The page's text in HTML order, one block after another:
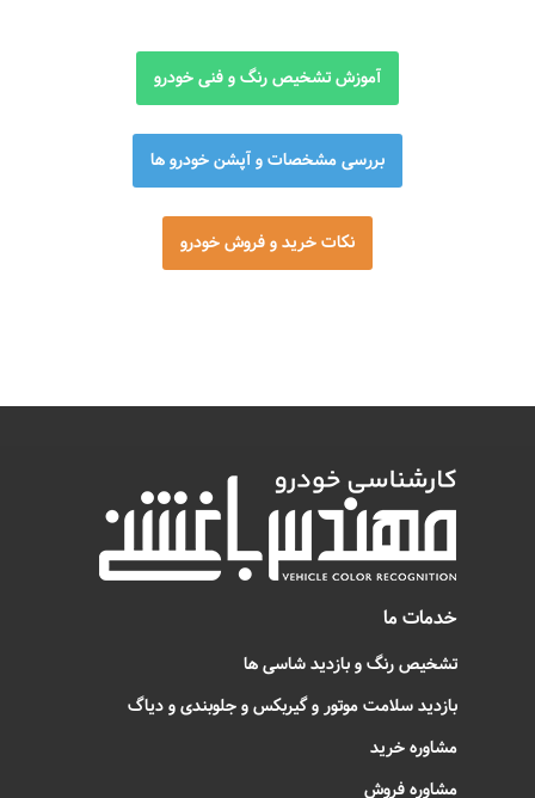
آموزش تشخیص رنگ و فنی خودرو
بررسی مشخصات و آپشن خودرو ها
نکات خرید و فروش خودرو
خدمات ما
تشخیص رنگ و بازدید شاسی ها
بازدید سلامت موتور و گیربکس و جلوبندی و دیاگ
مشاوره خرید
مشاوره فروش